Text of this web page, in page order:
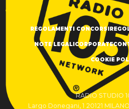
REGOLAMENTI CONCORSI
NOTE LEGALICORPORATE
COOKIE
RADIO STUDIO
Largo Donegani, 1 20121